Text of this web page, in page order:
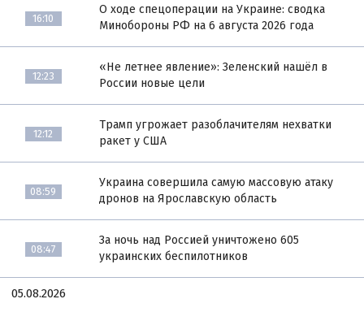
16:10
О ходе спецоперации на Украине: сводка
Минобороны РФ на 6 августа 2026 года
12:23
«Не летнее явление»: Зеленский нашёл в
России новые цели
12:12
Трамп угрожает разоблачителям нехватки
ракет у США
08:59
Украина совершила самую массовую атаку
дронов на Ярославскую область
08:47
За ночь над Россией уничтожено 605
украинских беспилотников
05.08.2026